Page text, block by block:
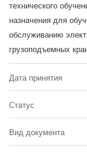
технического
назначения для
обслуживанию
грузоподъемных
Дата принятия
Статус
Вид документа